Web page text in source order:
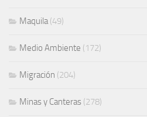
Maquila (49)
Medio Ambiente (172)
Migración (204)
Minas y Canteras (278)